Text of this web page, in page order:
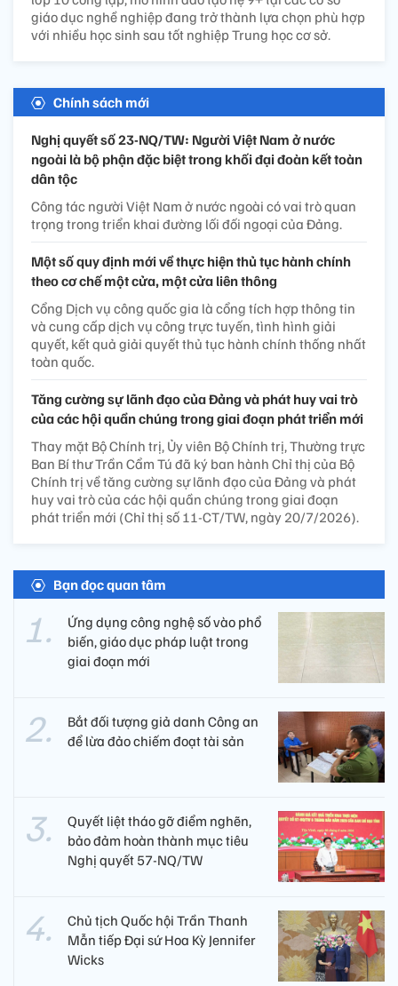
giáo dục nghề nghiệp đang trở thành lựa chọn phù hợp
với nhiều học sinh sau tốt nghiệp Trung học cơ sở.
Chính sách mới
Nghị quyết số 23-NQ/TW: Người Việt Nam ở nước
ngoài là bộ phận đặc biệt trong khối đại đoàn kết toàn
dân tộc
Công tác người Việt Nam ở nước ngoài có vai trò quan
trọng trong triển khai đường lối đối ngoại của Đảng.
Một số quy định mới về thực hiện thủ tục hành chính
theo cơ chế một cửa, một cửa liên thông
Cổng Dịch vụ công quốc gia là cổng tích hợp thông tin
và cung cấp dịch vụ công trực tuyến, tình hình giải
quyết, kết quả giải quyết thủ tục hành chính thống nhất
toàn quốc.
Tăng cường sự lãnh đạo của Đảng và phát huy vai trò
của các hội quần chúng trong giai đoạn phát triển mới
Thay mặt Bộ Chính trị, Ủy viên Bộ Chính trị, Thường trực
Ban Bí thư Trần Cẩm Tú đã ký ban hành Chỉ thị của Bộ
Chính trị về tăng cường sự lãnh đạo của Đảng và phát
huy vai trò của các hội quần chúng trong giai đoạn
phát triển mới (Chỉ thị số 11-CT/TW, ngày 20/7/2026).
Bạn đọc quan tâm
Ứng dụng công nghệ số vào phổ
biến, giáo dục pháp luật trong
giai đoạn mới
Bắt đối tượng giả danh Công an
để lừa đảo chiếm đoạt tài sản
Quyết liệt tháo gỡ điểm nghẽn,
bảo đảm hoàn thành mục tiêu
Nghị quyết 57-NQ/TW
Chủ tịch Quốc hội Trần Thanh
Mẫn tiếp Đại sứ Hoa Kỳ Jennifer
Wicks